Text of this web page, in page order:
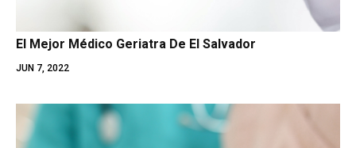
El Mejor Médico Geriatra De El Salvador
JUN 7, 2022